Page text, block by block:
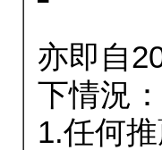
亦即自
下情況：
1.任何